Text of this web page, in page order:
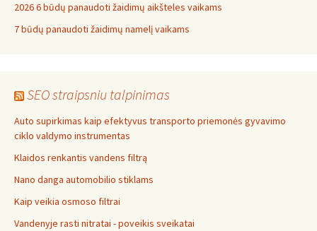
2026 6 būdų panaudoti žaidimų aikšteles vaikams
7 būdų panaudoti žaidimų namelį vaikams
SEO straipsniu talpinimas
Auto supirkimas kaip efektyvus transporto priemonės gyvavimo
ciklo valdymo instrumentas
Klaidos renkantis vandens filtrą
Nano danga automobilio stiklams
Kaip veikia osmoso filtrai
Vandenyje rasti nitratai - poveikis sveikatai